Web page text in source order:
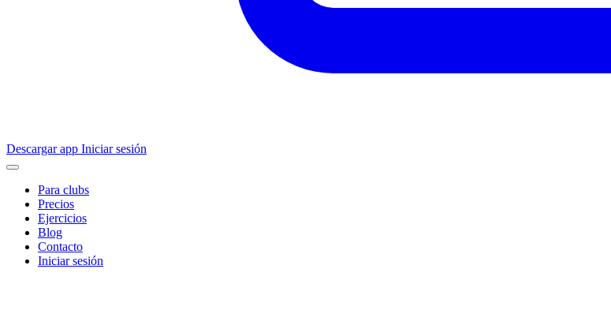
Descargar app Iniciar sesión
Para clubs
Precios
Ejercicios
Blog
Contacto
Iniciar sesión